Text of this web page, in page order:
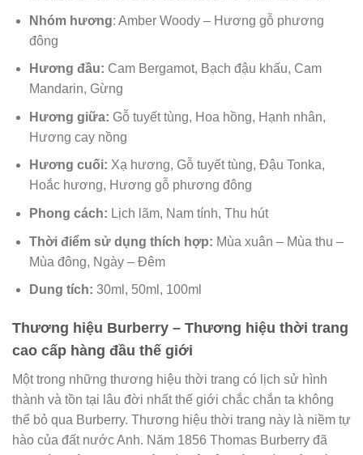
Nhóm hương: Amber Woody – Hương gỗ phương
đông
Hương đầu: Cam Bergamot, Bạch đậu khấu, Cam
Mandarin, Gừng
Hương giữa: Gỗ tuyết tùng, Hoa hồng, Hạnh nhân,
Hương cay nồng
Hương cuối: Xạ hương, Gỗ tuyết tùng, Đậu Tonka,
Hoắc hương, Hương gỗ phương đông
Phong cách: Lịch lãm, Nam tính, Thu hút
Thời điểm sử dụng thích hợp: Mùa xuân – Mùa thu –
Mùa đông, Ngày – Đêm
Dung tích: 30ml, 50ml, 100ml
Thương hiệu Burberry – Thương hiệu thời trang
cao cấp hàng đầu thế giới
Một trong những thương hiệu thời trang có lịch sử hình
thành và tồn tại lâu đời nhất thế giới chắc chắn ta không
thể bỏ qua Burberry. Thương hiệu thời trang này là niềm tự
hào của đất nước Anh. Năm 1856 Thomas Burberry đã